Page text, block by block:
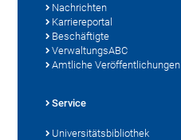
Nachrichten
Karriereportal
Beschäftigte
VerwaltungsABC
Amtliche Veröffentlichungen
Service
Universitätsbibliothek